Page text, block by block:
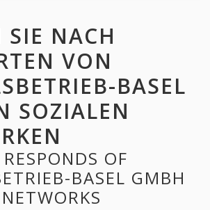
SIE NACH
VON
BASEL
SOZIALEN
OF
BASEL GMBH